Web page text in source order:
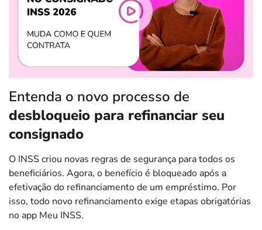
Entenda o novo processo de
desbloqueio para refinanciar seu
consignado
O INSS criou novas regras de segurança para todos os
beneficiários. Agora, o benefício é bloqueado após a
efetivação do refinanciamento de um empréstimo. Por
isso, todo novo refinanciamento exige etapas obrigatórias
no app Meu INSS.